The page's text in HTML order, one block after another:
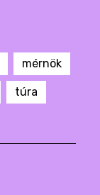
mérnök
túra